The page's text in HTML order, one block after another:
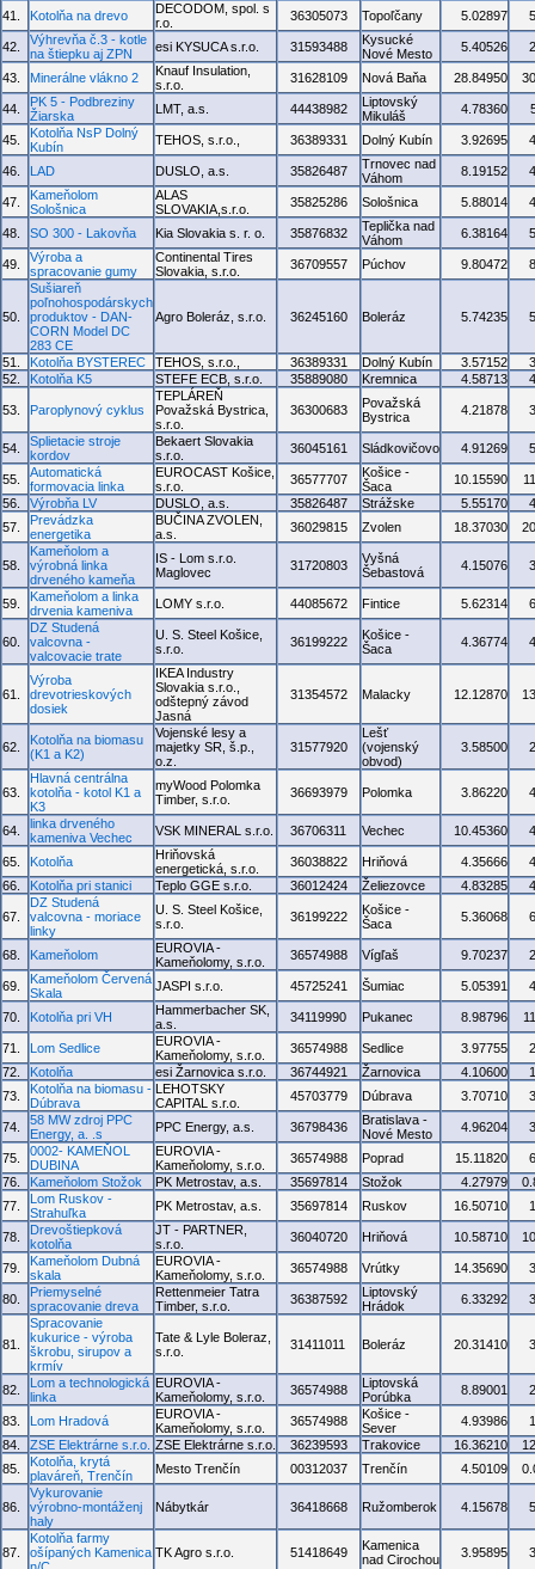
41. Kotolňa na drevo
DECODOM, spol. s
r.o.
36305073 Topoľčany 5.02897
42.
Výhrevňa č.3 - kotle
na štiepku aj ZPN
esi KYSUCA s.r.o. 31593488
Kysucké
Nové Mesto
5.40526
43. Minerálne vlákno 2
Knauf Insulation,
s.r.o.
31628109 Nová Baňa 28.84950
44.
PK 5 - Podbreziny
Žiarska
LMT, a.s. 44438982
Liptovský
Mikuláš
4.78360
45.
Kotolňa NsP Dolný
Kubín
TEHOS, s.r.o., 36389331 Dolný Kubín 3.92695
46. LAD DUSLO, a.s. 35826487
Trnovec nad
Váhom
8.19152
47.
Kameňolom
Sološnica
ALAS
SLOVAKIA,s.r.o.
35825286 Sološnica 5.88014
48. SO 300 - Lakovňa Kia Slovakia s. r. o. 35876832
Teplička nad
Váhom
6.38164
49.
Výroba a
spracovanie gumy
Continental Tires
Slovakia, s.r.o.
36709557 Púchov 9.80472
50.
Sušiareň
poľnohospodárskych
produktov - DAN-
CORN Model DC
283 CE
Agro Boleráz, s.r.o. 36245160 Boleráz 5.74235
51. Kotolňa BYSTEREC TEHOS, s.r.o., 36389331 Dolný Kubín 3.57152
52.
Kotolňa K5 STEFE ECB, s.r.o. 35889080 Kremnica 4.58713
53. Paroplynový cyklus
TEPLÁREŇ
Považská Bystrica,
s.r.o.
36300683
Považská
Bystrica
4.21878
54.
Splietacie stroje
kordov
Bekaert Slovakia
s.r.o.
36045161 Sládkovičovo 4.91269
55.
Automatická
formovacia linka
EUROCAST Košice,
s.r.o.
36577707
Košice -
Šaca
10.15590
56.
Výrobňa LV DUSLO, a.s. 35826487 Strážske 5.55170
57.
Prevádzka
energetika
BUČINA ZVOLEN,
a.s.
36029815 Zvolen 18.37030
58.
Kameňolom a
výrobná linka
drveného kameňa
IS - Lom s.r.o.
Maglovec
31720803
Vyšná
Šebastová
4.15076
59.
Kameňolom a linka
drvenia kameniva
LOMY s.r.o. 44085672 Fintice 5.62314
60.
DZ Studená
valcovna -
valcovacie trate
U. S. Steel Košice,
s.r.o.
36199222
Košice -
Šaca
4.36774
61.
Výroba
drevotrieskových
dosiek
IKEA Industry
Slovakia s.r.o.,
odštepný závod
Jasná
31354572 Malacky 12.12870
62.
Kotolňa na biomasu
(K1 a K2)
Vojenské lesy a
majetky SR, š.p.,
o.z.
31577920
Lešť
(vojenský
obvod)
3.58500
63.
Hlavná centrálna
kotolňa - kotol K1 a
K3
myWood Polomka
Timber, s.r.o.
36693979 Polomka 3.86220
64.
linka drveného
kameniva Vechec
VSK MINERAL s.r.o. 36706311 Vechec 10.45360
65. Kotolňa
Hriňovská
energetická, s.r.o.
36038822 Hriňová 4.35666
66.
Kotolňa pri stanici Teplo GGE s.r.o. 36012424 Želiezovce 4.83285
67.
DZ Studená
valcovna - moriace
linky
U. S. Steel Košice,
s.r.o.
36199222
Košice -
Šaca
5.36068
68. Kameňolom
EUROVIA -
Kameňolomy, s.r.o.
36574988 Vígľaš 9.70237
69.
Kameňolom Červená
Skala
JASPI s.r.o. 45725241 Šumiac 5.05391
70. Kotolňa pri VH
Hammerbacher SK,
a.s.
34119990 Pukanec 8.98796
71. Lom Sedlice
EUROVIA -
Kameňolomy, s.r.o.
36574988 Sedlice 3.97755
72.
Kotolňa esi Žarnovica s.r.o. 36744921 Žarnovica 4.10600
73.
Kotolňa na biomasu -
Dúbrava
LEHOTSKY
CAPITAL s.r.o.
45703779 Dúbrava 3.70710
74.
58 MW zdroj PPC
Energy, a. .s
PPC Energy, a.s. 36798436
Bratislava -
Nové Mesto
4.96204
75.
0002- KAMEŇOL
DUBINA
EUROVIA -
Kameňolomy, s.r.o.
36574988 Poprad 15.11820
76.
Kameňolom Stožok PK Metrostav, a.s. 35697814 Stožok 4.27979
77.
Lom Ruskov -
Strahuľka
PK Metrostav, a.s. 35697814 Ruskov 16.50710
78.
Drevoštiepková
kotolňa
JT - PARTNER,
s.r.o.
36040720 Hriňová 10.58710
79.
Kameňolom Dubná
skala
EUROVIA -
Kameňolomy, s.r.o.
36574988 Vrútky 14.35690
80.
Priemyselné
spracovanie dreva
Rettenmeier Tatra
Timber, s.r.o.
36387592
Liptovský
Hrádok
6.33292
81.
Spracovanie
kukurice - výroba
škrobu, sirupov a
krmív
Tate & Lyle Boleraz,
s.r.o.
31411011 Boleráz 20.31410
82.
Lom a technologická
linka
EUROVIA -
Kameňolomy, s.r.o.
36574988
Liptovská
Porúbka
8.89001
83. Lom Hradová
EUROVIA -
Kameňolomy, s.r.o.
36574988
Košice -
Sever
4.93986
84.
ZSE Elektrárne s.r.o. ZSE Elektrárne s.r.o. 36239593 Trakovice 16.36210
85.
Kotolňa, krytá
plaváreň, Trenčín
Mesto Trenčín 00312037 Trenčín 4.50109
86.
Vykurovanie
výrobno-montáženj
haly
Nábytkár 36418668 Ružomberok 4.15678
87.
Kotolňa farmy
ošípaných Kamenica TK Agro s.r.o. 51418649
Kamenica
nad Cirochou
3.95895